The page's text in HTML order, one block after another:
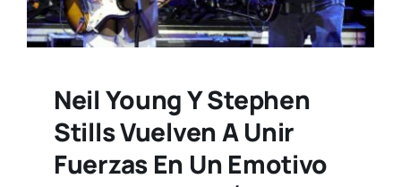
Neil Young Y Stephen
Stills Vuelven A Unir
Fuerzas En Un Emotivo